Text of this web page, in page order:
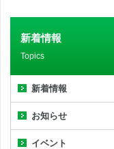
新着情報
Topics
新着情報
お知らせ
イベント